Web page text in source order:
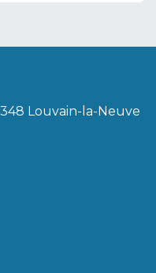
Louvain-la-Neuve